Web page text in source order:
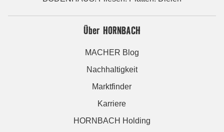
Über HORNBACH
MACHER Blog
Nachhaltigkeit
Marktfinder
Karriere
HORNBACH Holding